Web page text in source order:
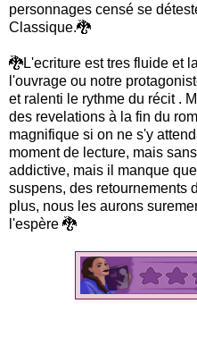
personnages censé se
Classique.🐉
🐉L'ecriture est tres fluide et
l'ouvrage ou notre
et ralenti le rythme du récit .
des revelations à la fin du
magnifique si on ne s'y
moment de lecture, mais
addictive, mais il manque
suspens, des retournements
plus, nous les aurons
l'espère 🐉